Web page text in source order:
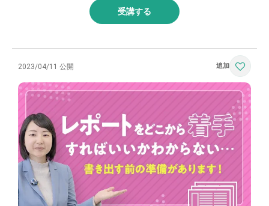
受講する
2023/04/11 公開